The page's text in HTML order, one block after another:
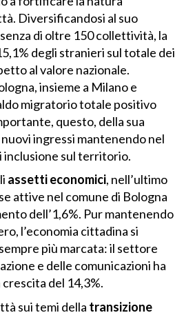
Diversificandosi al suo
di oltre 150 collettività, la
degli stranieri sul totale dei
al valore nazionale.
insieme a Milano e
migratorio totale positivo
questo, della sua
ingressi mantenendo nel
inclusione sul territorio.
assetti economici, nell’ultimo
attive nel comune di Bologna
dell’1,6%. Pur mantenendo
l’economia cittadina si
più marcata: il settore
e delle comunicazioni ha
del 14,3%.
sui temi della transizione